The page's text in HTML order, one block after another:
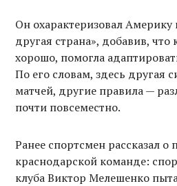
Он охарактеризовал Америку
другая страна», добавив,
хорошо, помогла
По его словам, здесь другая
матчей, другие правила —
почти повсеместно.
Ранее спортсмен рассказал о
краснодарской команде:
клуба Виктор Мелешенко